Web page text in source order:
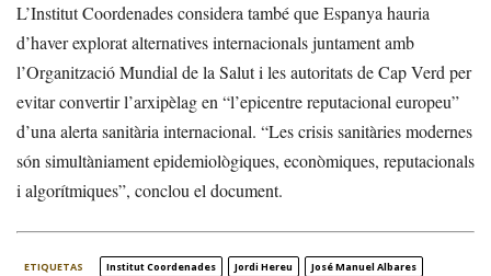
L’Institut Coordenades considera també que Espanya hauria
d’haver explorat alternatives internacionals juntament amb
l’Organització Mundial de la Salut i les autoritats de Cap Verd per
evitar convertir l’arxipèlag en “l’epicentre reputacional europeu”
d’una alerta sanitària internacional. “Les crisis sanitàries modernes
són simultàniament epidemiològiques, econòmiques, reputacionals
i algorítmiques”, conclou el document.
ETIQUETAS Institut Coordenades Jordi Hereu
José Manuel Albares